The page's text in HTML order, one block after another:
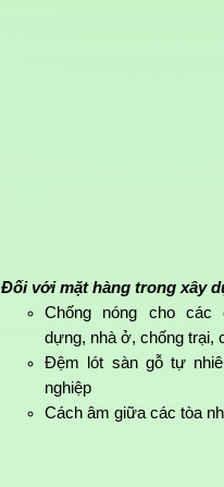
Đối với mặt hàng trong xây
Chống nóng cho các
dựng, nhà ở, chống trại,
Đệm lót sàn gỗ tự
nghiệp
Cách âm giữa các tòa